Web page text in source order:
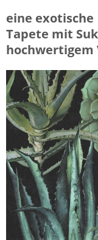
eine exotische
Tapete mit
hochwertigem